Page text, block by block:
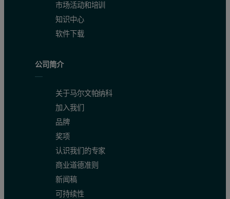
市场活动和培训
知识中心
软件下载
公司简介
关于马尔文帕纳科
加入我们
品牌
奖项
认识我们的专家
商业道德准则
新闻稿
可持续性